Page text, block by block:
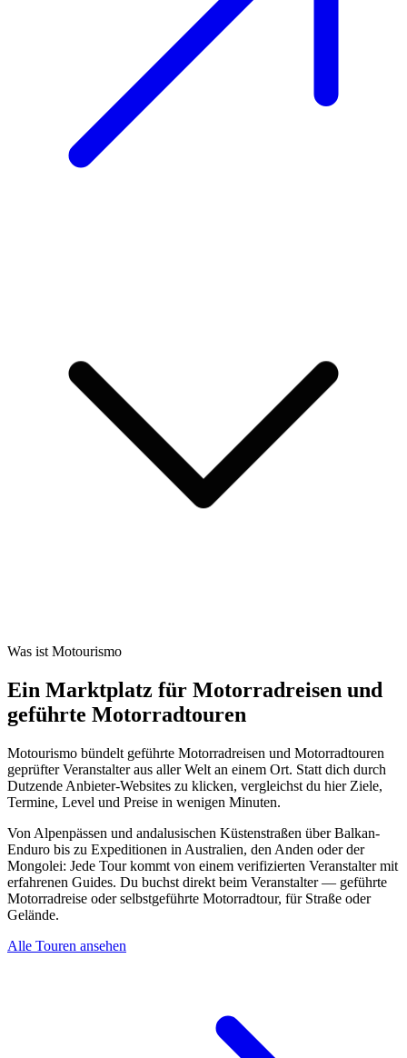
Was ist Motourismo
Ein Marktplatz für Motorradreisen und
geführte Motorradtouren
Motourismo bündelt geführte Motorradreisen und Motorradtouren
geprüfter Veranstalter aus aller Welt an einem Ort. Statt dich durch
Dutzende Anbieter-Websites zu klicken, vergleichst du hier Ziele,
Termine, Level und Preise in wenigen Minuten.
Von Alpenpässen und andalusischen Küstenstraßen über Balkan-
Enduro bis zu Expeditionen in Australien, den Anden oder der
Mongolei: Jede Tour kommt von einem verifizierten Veranstalter mit
erfahrenen Guides. Du buchst direkt beim Veranstalter — geführte
Motorradreise oder selbstgeführte Motorradtour, für Straße oder
Gelände.
Alle Touren ansehen